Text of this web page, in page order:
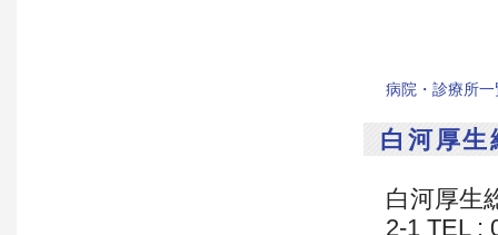
病院・診療所一
白河厚
白河厚生
2-1 TEL :